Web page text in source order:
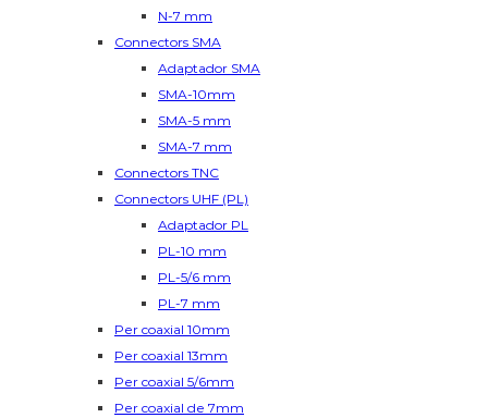
N-7 mm
Connectors SMA
Adaptador SMA
SMA-10mm
SMA-5 mm
SMA-7 mm
Connectors TNC
Connectors UHF (PL)
Adaptador PL
PL-10 mm
PL-5/6 mm
PL-7 mm
Per coaxial 10mm
Per coaxial 13mm
Per coaxial 5/6mm
Per coaxial de 7mm